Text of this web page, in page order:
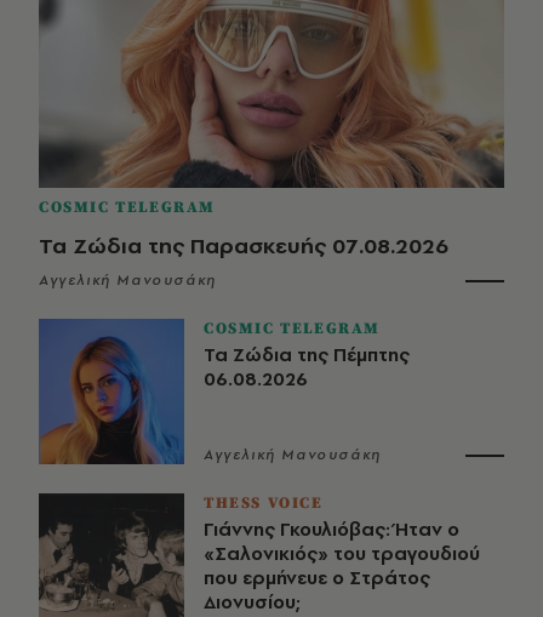
COSMIC TELEGRAM
Τα Ζώδια της Παρασκευής 07.08.2026
Αγγελική Μανουσάκη
COSMIC TELEGRAM
Τα Ζώδια της Πέμπτης
06.08.2026
Αγγελική Μανουσάκη
THESS VOICE
Γιάννης Γκουλιόβας: Ήταν ο
«Σαλονικιός» του τραγουδιού
που ερμήνευε ο Στράτος
Διονυσίου;